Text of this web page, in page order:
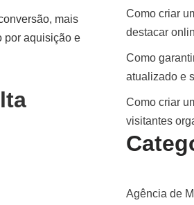
mais
por aquisição e
Como criar
destacar
Como
atualizado e
Como criar
visitantes
Agência de